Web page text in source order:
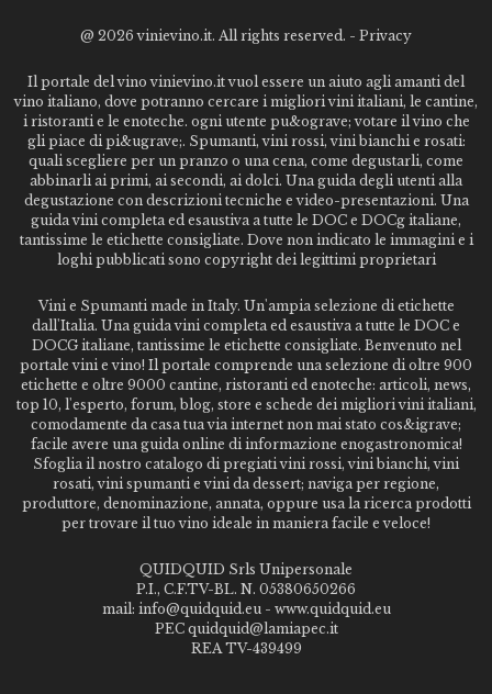
@ 2026 vinievino.it. All rights reserved. - Privacy
Il portale del vino vinievino.it vuol essere un aiuto agli amanti del
vino italiano, dove potranno cercare i migliori vini italiani, le cantine,
i ristoranti e le enoteche. ogni utente pu&ograve; votare il vino che
gli piace di pi&ugrave;. Spumanti, vini rossi, vini bianchi e rosati:
quali scegliere per un pranzo o una cena, come degustarli, come
abbinarli ai primi, ai secondi, ai dolci. Una guida degli utenti alla
degustazione con descrizioni tecniche e video-presentazioni. Una
guida vini completa ed esaustiva a tutte le DOC e DOCg italiane,
tantissime le etichette consigliate. Dove non indicato le immagini e i
loghi pubblicati sono copyright dei legittimi proprietari
Vini e Spumanti made in Italy. Un'ampia selezione di etichette
dall'Italia. Una guida vini completa ed esaustiva a tutte le DOC e
DOCG italiane, tantissime le etichette consigliate. Benvenuto nel
portale vini e vino! Il portale comprende una selezione di oltre 900
etichette e oltre 9000 cantine, ristoranti ed enoteche: articoli, news,
top 10, l'esperto, forum, blog, store e schede dei migliori vini italiani,
comodamente da casa tua via internet non mai stato cos&igrave;
facile avere una guida online di informazione enogastronomica!
Sfoglia il nostro catalogo di pregiati vini rossi, vini bianchi, vini
rosati, vini spumanti e vini da dessert; naviga per regione,
produttore, denominazione, annata, oppure usa la ricerca prodotti
per trovare il tuo vino ideale in maniera facile e veloce!
QUIDQUID Srls Unipersonale
P.I., C.F.TV-BL. N. 05380650266
mail: info@quidquid.eu - www.quidquid.eu
PEC quidquid@lamiapec.it
REA TV-439499